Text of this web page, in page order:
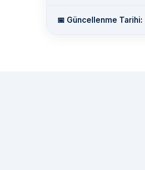
📅 Güncellenme Tarihi: